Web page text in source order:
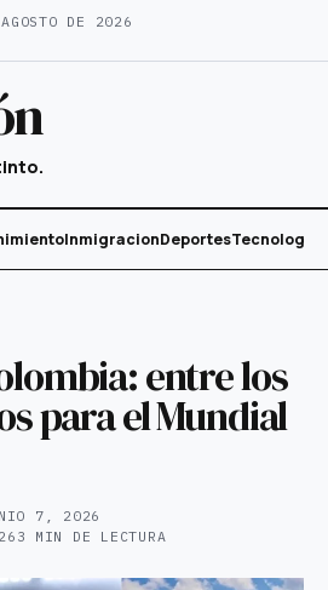
DE 2026
InmigracionDeportesTecnología
entre los
para el Mundial
7, 2026
3 MIN DE LECTURA